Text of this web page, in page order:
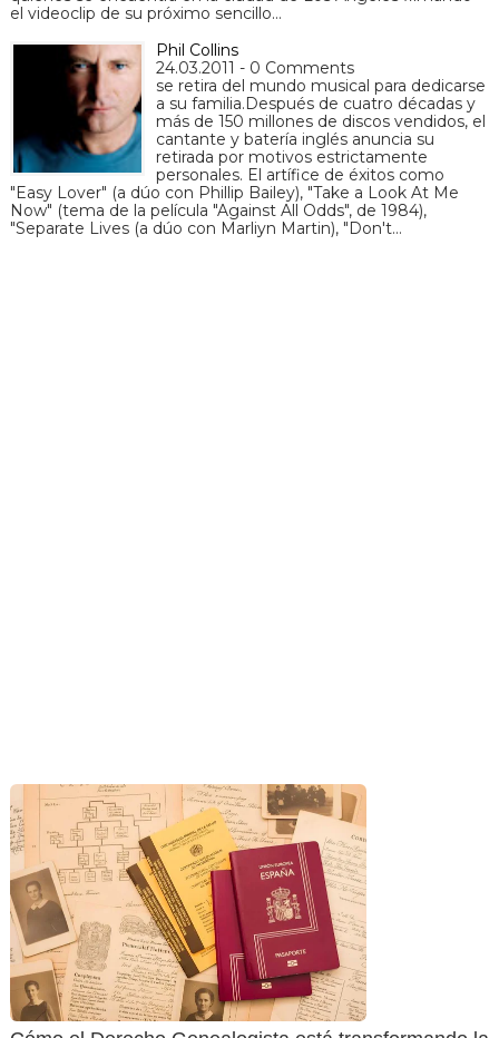
el videoclip de su próximo sencillo…
Phil Collins
24.03.2011 - 0 Comments
se retira del mundo musical para dedicarse
a su familia.Después de cuatro décadas y
más de 150 millones de discos vendidos, el
cantante y batería inglés anuncia su
retirada por motivos estrictamente
personales. El artífice de éxitos como
"Easy Lover" (a dúo con Phillip Bailey), "Take a Look At Me
Now" (tema de la película "Against All Odds", de 1984),
"Separate Lives (a dúo con Marliyn Martin), "Don't…